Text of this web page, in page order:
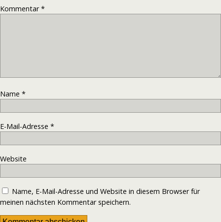
Kommentar*
Name *
E-Mail-Adresse *
Website
Name, E-Mail-Adresse und Website in diesem Browser für
meinen nächsten Kommentar speichern.